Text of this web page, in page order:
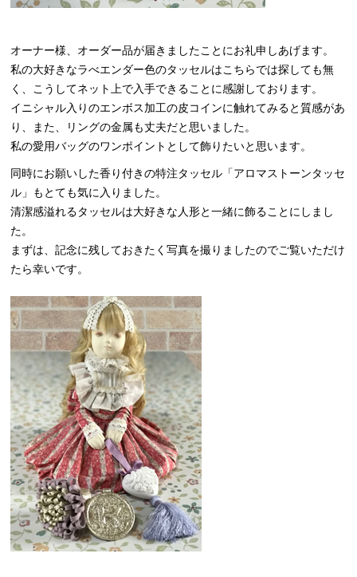
オーナー様、オーダー品が届きましたことにお礼申しあげます。
私の大好きなラべエンダー色のタッセルはこちらでは探しても無
く、こうしてネット上で入手できることに感謝しております。
イニシャル入りのエンボス加工の皮コインに触れてみると質感があ
り、また、リングの金属も丈夫だと思いました。
私の愛用バッグのワンポイントとして飾りたいと思います。
同時にお願いした香り付きの特注タッセル「アロマストーンタッセ
ル」もとても気に入りました。
清潔感溢れるタッセルは大好きな人形と一緒に飾ることにしまし
た。
まずは、記念に残しておきたく写真を撮りましたのでご覧いただけ
たら幸いです。